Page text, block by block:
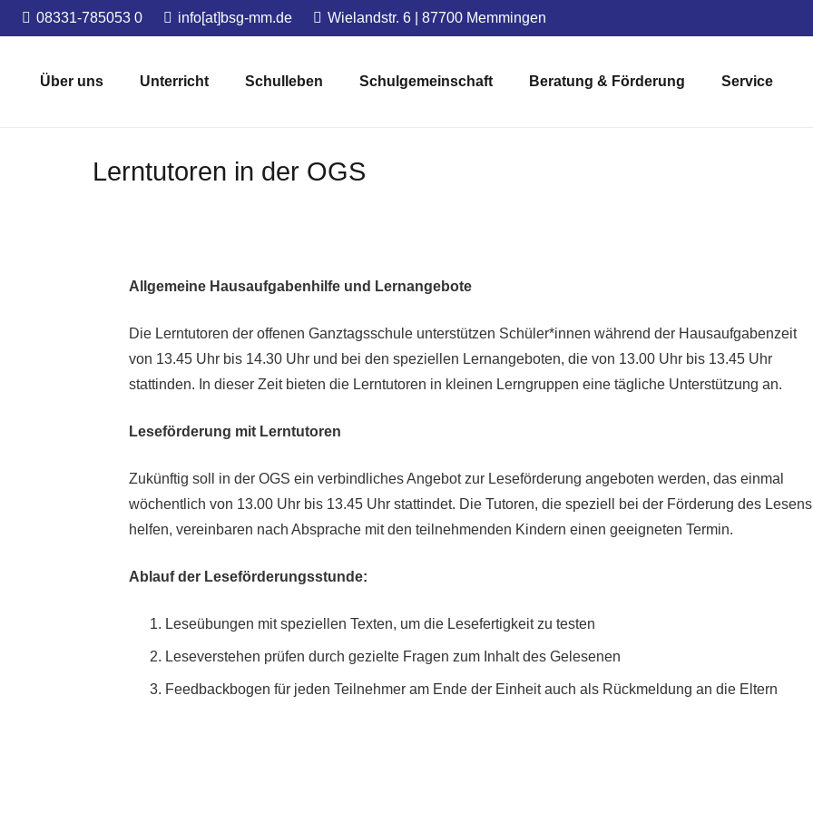
08331-785053 0 info[at]bsg-mm.de Wielandstr. 6 | 87700 Memmingen
Über uns Unterricht Schulleben Schulgemeinschaft Beratung & Förderung Service
Lerntutoren in der OGS
Allgemeine Hausaufgabenhilfe und Lernangebote
Die Lerntutoren der offenen Ganztagsschule unterstützen Schüler*innen während der Hausaufgabenzeit
von 13.45 Uhr bis 14.30 Uhr und bei den speziellen Lernangeboten, die von 13.00 Uhr bis 13.45 Uhr
stattinden. In dieser Zeit bieten die Lerntutoren in kleinen Lerngruppen eine tägliche Unterstützung an.
Leseförderung mit Lerntutoren
Zukünftig soll in der OGS ein verbindliches Angebot zur Leseförderung angeboten werden, das einmal
wöchentlich von 13.00 Uhr bis 13.45 Uhr stattindet. Die Tutoren, die speziell bei der Förderung des Lesens
helfen, vereinbaren nach Absprache mit den teilnehmenden Kindern einen geeigneten Termin.
Ablauf der Leseförderungsstunde:
Leseübungen mit speziellen Texten, um die Lesefertigkeit zu testen
Leseverstehen prüfen durch gezielte Fragen zum Inhalt des Gelesenen
Feedbackbogen für jeden Teilnehmer am Ende der Einheit auch als Rückmeldung an die Eltern
Information
Startseite
Informationen zum Übertritt
Kontakt
Bernhard-Strigel-Gymnasium
Wielandstraße 6